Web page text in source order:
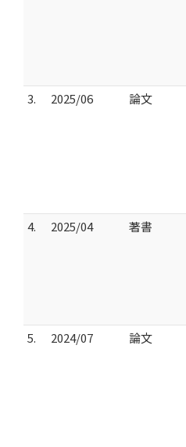
3.
2025/06 論文
4.
2025/04 著書
5.
2024/07 論文